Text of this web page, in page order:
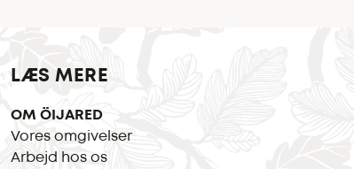
LÆS MERE
OM ÖIJARED
Vores omgivelser
Arbejd hos os